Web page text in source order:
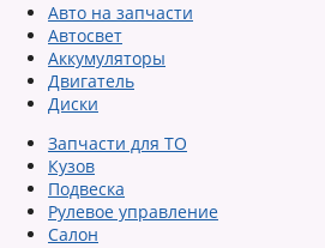
Авто на запчасти
Автосвет
Аккумуляторы
Двигатель
Диски
Запчасти для ТО
Кузов
Подвеска
Рулевое управление
Салон